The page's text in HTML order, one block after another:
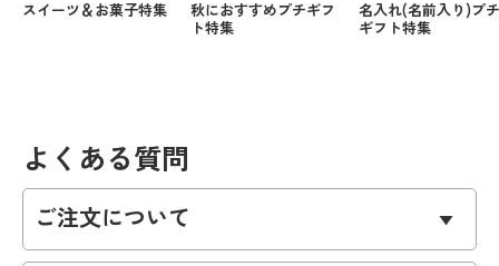
スイーツ＆お菓子特集
秋におすすめプチギフ
ト特集
名入れ(名前入り)プチ
ギフト特集
よくある質問
ご注文について